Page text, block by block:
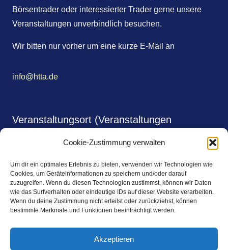
Cookie-Zustimmung verwalten
Um dir ein optimales Erlebnis zu bieten, verwenden wir Technologien wie
Cookies, um Geräteinformationen zu speichern und/oder darauf
zuzugreifen. Wenn du diesen Technologien zustimmst, können wir Daten
wie das Surfverhalten oder eindeutige IDs auf dieser Website verarbeiten.
Wenn du deine Zustimmung nicht erteilst oder zurückziehst, können
bestimmte Merkmale und Funktionen beeinträchtigt werden.
Akzeptieren
Börsentrader oder interessierter Trader gerne unsere
Veranstaltungen unverbindlich besuchen.
Wir bitten nur vorher um eine kurze E-Mail an
info@htta.de
Veranstaltungsort (Veranstaltungen
monatlich)
Johnsallee 64
20146 Hamburg